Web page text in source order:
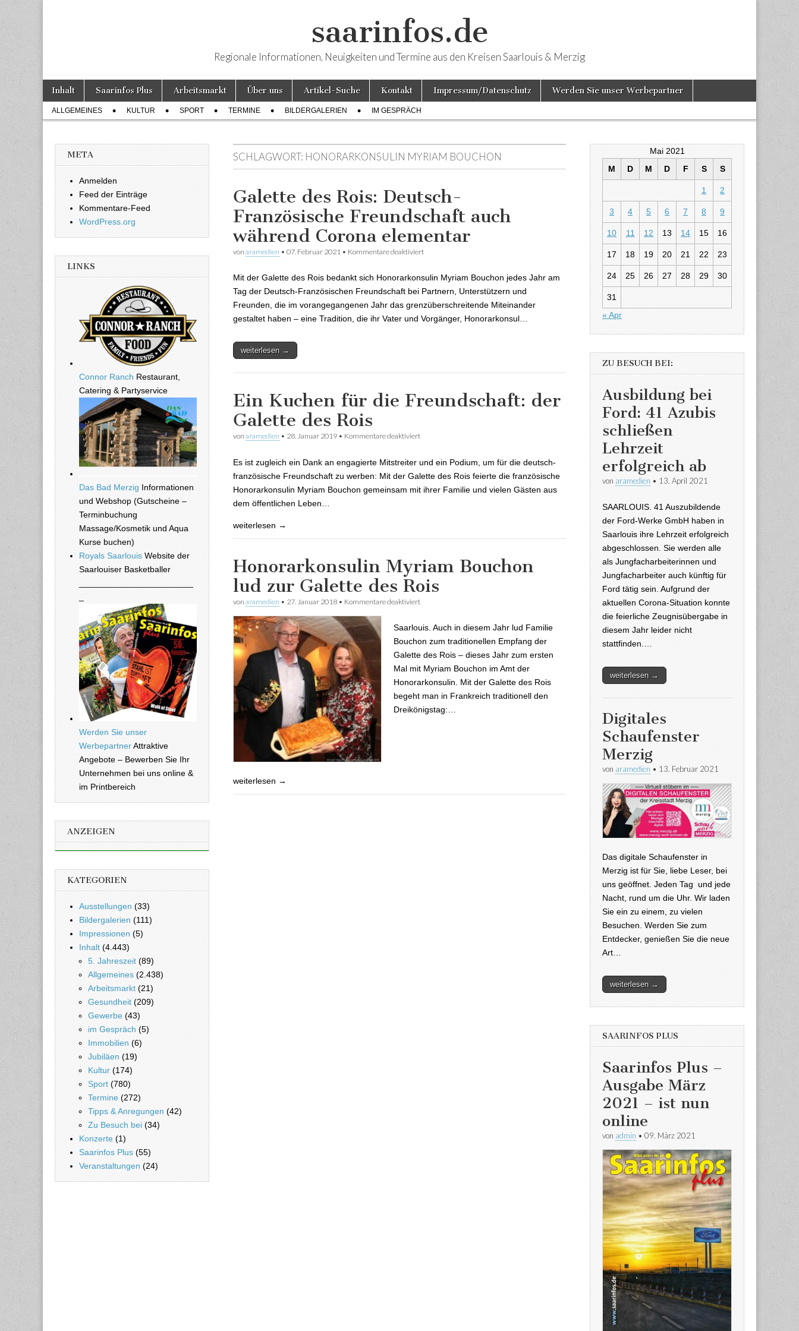
saarinfos.de
Regionale Informationen, Neuigkeiten und Termine aus den Kreisen Saarlouis & Merzig
Hauptmenü
Weiter zum Inhalt
Inhalt Saarinfos Plus Arbeitsmarkt Über uns Artikel-Suche Kontakt Impressum/Datenschutz Werden Sie unser Werbepartner
Untermenü
ALLGEMEINES KULTUR SPORT TERMINE BILDERGALERIEN IM GESPRÄCH
SCHLAGWORT: HONORARKONSULIN MYRIAM BOUCHON
Galette des Rois: Deutsch-
Französische Freundschaft auch
während Corona elementar
von aramedien • 07. Februar 2021 • Kommentare deaktiviert
Mit der Galette des Rois bedankt sich Honorarkonsulin Myriam Bouchon jedes Jahr am
Tag der Deutsch-Französischen Freundschaft bei Partnern, Unterstützern und
Freunden, die im vorangegangenen Jahr das grenzüberschreitende Miteinander
gestaltet haben – eine Tradition, die ihr Vater und Vorgänger, Honorarkonsul…
weiterlesen →
Ein Kuchen für die Freundschaft: der
Galette des Rois
von aramedien • 28. Januar 2019 • Kommentare deaktiviert
Es ist zugleich ein Dank an engagierte Mitstreiter und ein Podium, um für die deutsch-
französische Freundschaft zu werben: Mit der Galette des Rois feierte die französische
Honorarkonsulin Myriam Bouchon gemeinsam mit ihrer Familie und vielen Gästen aus
dem öffentlichen Leben…
weiterlesen →
Honorarkonsulin Myriam Bouchon
lud zur Galette des Rois
von aramedien • 27. Januar 2018 • Kommentare deaktiviert
Saarlouis. Auch in diesem Jahr lud Familie
Bouchon zum traditionellen Empfang der
Galette des Rois – dieses Jahr zum ersten
Mal mit Myriam Bouchon im Amt der
Honorarkonsulin. Mit der Galette des Rois
begeht man in Frankreich traditionell den
Dreikönigstag:…
weiterlesen →
META
Anmelden
Feed der Einträge
Kommentare-Feed
WordPress.org
LINKS
Connor Ranch Restaurant,
Catering & Partyservice
Das Bad Merzig Informationen
und Webshop (Gutscheine –
Terminbuchung
Massage/Kosmetik und Aqua
Kurse buchen)
Royals Saarlouis Website der
Saarlouiser Basketballer
Werden Sie unser
WerbepartnerAttraktive
Angebote – Bewerben Sie Ihr
Unternehmen bei uns online &
im Printbereich
ANZEIGEN
KATEGORIEN
Ausstellungen (33)
Bildergalerien (111)
Impressionen (5)
Inhalt (4.443)
5. Jahreszeit (89)
Allgemeines (2.438)
Arbeitsmarkt (21)
Gesundheit (209)
Gewerbe (43)
im Gespräch (5)
Immobilien (6)
Jubiläen (19)
Kultur (174)
Sport (780)
Termine (272)
Tipps & Anregungen (42)
Zu Besuch bei (34)
Konzerte (1)
Saarinfos Plus (55)
Veranstaltungen (24)
Mai 2021
M
D M D F S S
1 2
3 4 5 6 7 8 9
10 11 12 13 14 15 16
17 18 19 20 21 22 23
24 25 26 27 28 29 30
31
« Apr
ZU BESUCH BEI:
Ausbildung bei
Ford: 41 Azubis
schließen
Lehrzeit
erfolgreich ab
von aramedien • 13. April 2021
SAARLOUIS. 41 Auszubildende
der Ford-Werke GmbH haben in
Saarlouis ihre Lehrzeit erfolgreich
abgeschlossen. Sie werden alle
als Jungfacharbeiterinnen und
Jungfacharbeiter auch künftig für
Ford tätig sein. Aufgrund der
aktuellen Corona-Situation konnte
die feierliche Zeugnisübergabe in
diesem Jahr leider nicht
stattfinden.…
weiterlesen →
Digitales
Schaufenster
Merzig
von aramedien • 13. Februar 2021
Das digitale Schaufenster in
Merzig ist für Sie, liebe Leser, bei
uns geöffnet. Jeden Tag und jede
Nacht, rund um die Uhr. Wir laden
Sie ein zu einem, zu vielen
Besuchen. Werden Sie zum
Entdecker, genießen Sie die neue
Art…
weiterlesen →
SAARINFOS PLUS
Saarinfos Plus –
Ausgabe März
2021 – ist nun
online
von admin • 09. März 2021